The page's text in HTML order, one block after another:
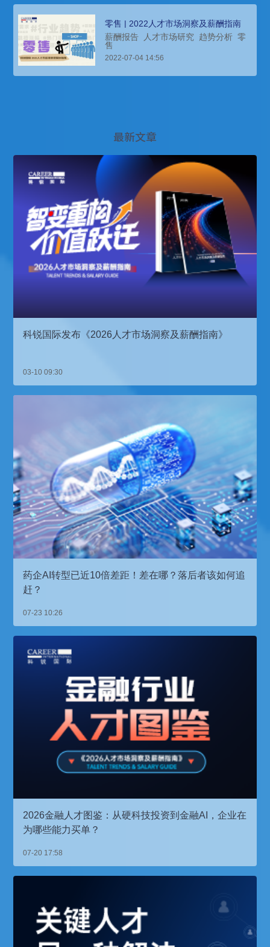
零售 | 2022人才市场洞察及薪酬指南
薪酬报告
人才市场研究 趋势分析 零
售
2022-07-04 14:56
最新文章
科锐国际发布《2026人才市场洞察及薪酬指南》
03-10 09:30
药企AI转型已近10倍差距！差在哪？落后者该如何追
赶？
07-23 10:26
2026金融人才图鉴：从硬科技投资到金融AI，企业在
为哪些能力买单？
07-20 17:58